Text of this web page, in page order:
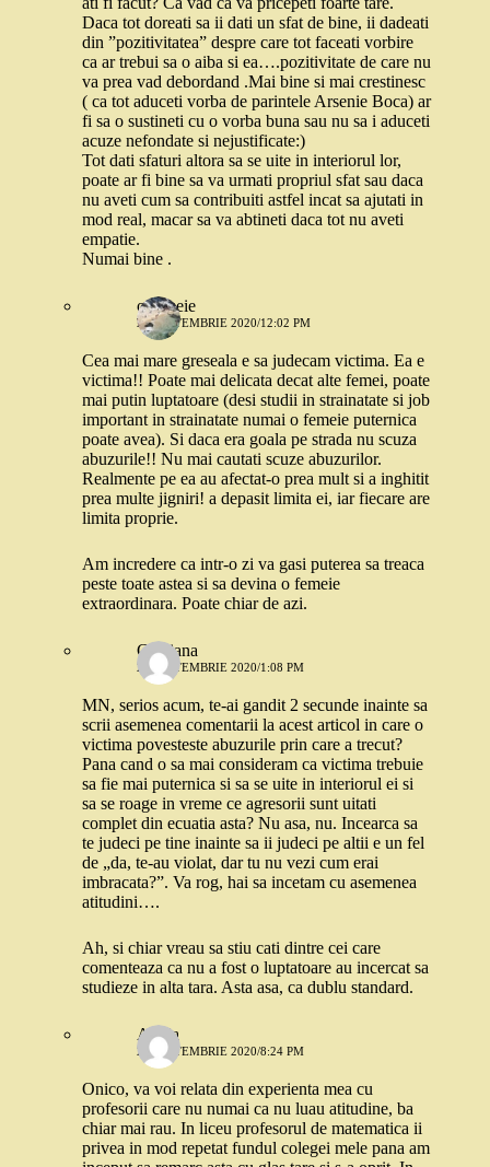
Daca tot doreati sa ii dati un sfat de bine, ii dadeati
din ”pozitivitatea” despre care tot faceati vorbire
ca ar trebui sa o aiba si ea….pozitivitate de care nu
va prea vad debordand .Mai bine si mai crestinesc
( ca tot aduceti vorba de parintele Arsenie Boca) ar
fi sa o sustineti cu o vorba buna sau nu sa i aduceti
acuze nefondate si nejustificate:)
Tot dati sfaturi altora sa se uite in interiorul lor,
poate ar fi bine sa va urmati propriul sfat sau daca
nu aveti cum sa contribuiti astfel incat sa ajutati in
mod real, macar sa va abtineti daca tot nu aveti
empatie.
Numai bine .
o femeie
28 SEPTEMBRIE 2020/12:02 PM
Cea mai mare greseala e sa judecam victima. Ea e
victima!! Poate mai delicata decat alte femei, poate
mai putin luptatoare (desi studii in strainatate si job
important in strainatate numai o femeie puternica
poate avea). Si daca era goala pe strada nu scuza
abuzurile!! Nu mai cautati scuze abuzurilor.
Realmente pe ea au afectat-o prea mult si a inghitit
prea multe jigniri! a depasit limita ei, iar fiecare are
limita proprie.
Am incredere ca intr-o zi va gasi puterea sa treaca
peste toate astea si sa devina o femeie
extraordinara. Poate chiar de azi.
Cristiana
28 SEPTEMBRIE 2020/1:08 PM
MN, serios acum, te-ai gandit 2 secunde inainte sa
scrii asemenea comentarii la acest articol in care o
victima povesteste abuzurile prin care a trecut?
Pana cand o sa mai consideram ca victima trebuie
sa fie mai puternica si sa se uite in interiorul ei si
sa se roage in vreme ce agresorii sunt uitati
complet din ecuatia asta? Nu asa, nu. Incearca sa
te judeci pe tine inainte sa ii judeci pe altii e un fel
de „da, te-au violat, dar tu nu vezi cum erai
imbracata?”. Va rog, hai sa incetam cu asemenea
atitudini….
Ah, si chiar vreau sa stiu cati dintre cei care
comenteaza ca nu a fost o luptatoare au incercat sa
studieze in alta tara. Asta asa, ca dublu standard.
Ariela
28 SEPTEMBRIE 2020/8:24 PM
Onico, va voi relata din experienta mea cu
profesorii care nu numai ca nu luau atitudine, ba
chiar mai rau. In liceu profesorul de matematica ii
privea in mod repetat fundul colegei mele pana am